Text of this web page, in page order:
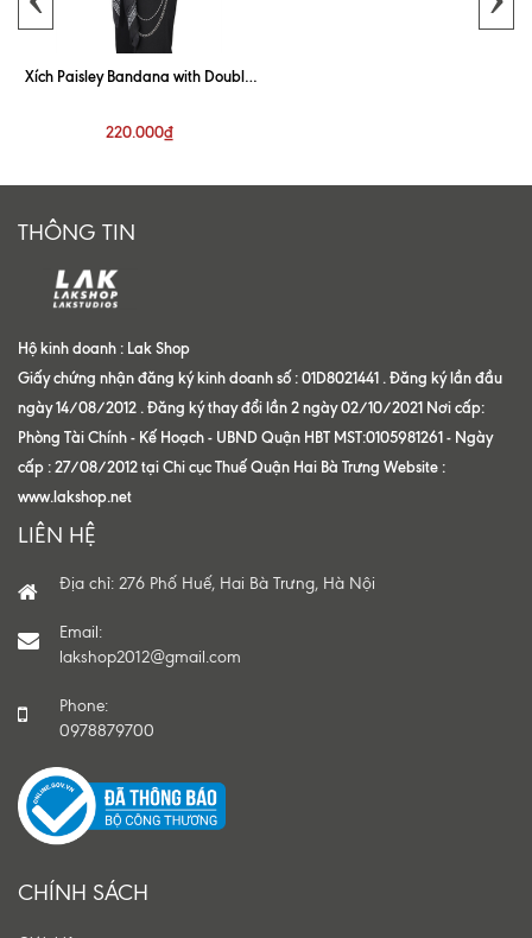
Xích Paisley Bandana with Double
220.000₫
THÔNG TIN
Hộ kinh doanh : Lak Shop
Giấy chứng nhận đăng ký kinh doanh số : 01D8021441 . Đăng ký lần đầu
ngày 14/08/2012 . Đăng ký thay đổi lần 2 ngày 02/10/2021 Nơi cấp:
Phòng Tài Chính - Kế Hoạch - UBND Quận HBT MST:0105981261 - Ngày
cấp : 27/08/2012 tại Chi cục Thuế Quận Hai Bà Trưng Website :
www.lakshop.net
LIÊN HỆ
Địa chỉ: 276 Phố Huế, Hai Bà Trưng, Hà Nội
Email:
lakshop2012@gmail.com
Phone:
0978879700
CHÍNH SÁCH